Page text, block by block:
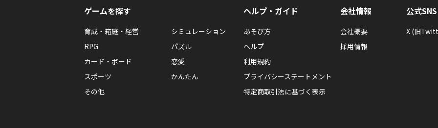
ゲームを探す
育成・箱庭・経営
シミュレーション
RPG
パズル
カード・ボード
恋愛
スポーツ
かんたん
その他
ヘルプ・ガイド
あそび方
ヘルプ
利用規約
プライバシーステートメント
特定商取引法に基づく表示
会社情報
会社概要
採用情報
公式SNS
X (旧